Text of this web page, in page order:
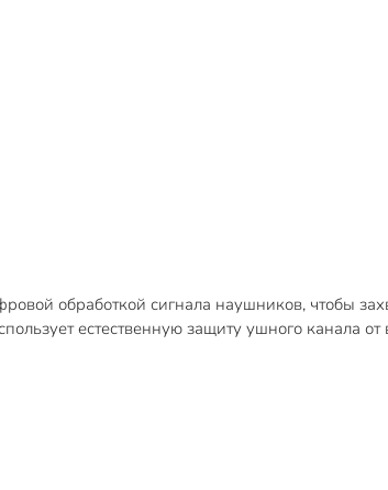
обработкой сигнала наушников, чтобы
естественную защиту ушного канала